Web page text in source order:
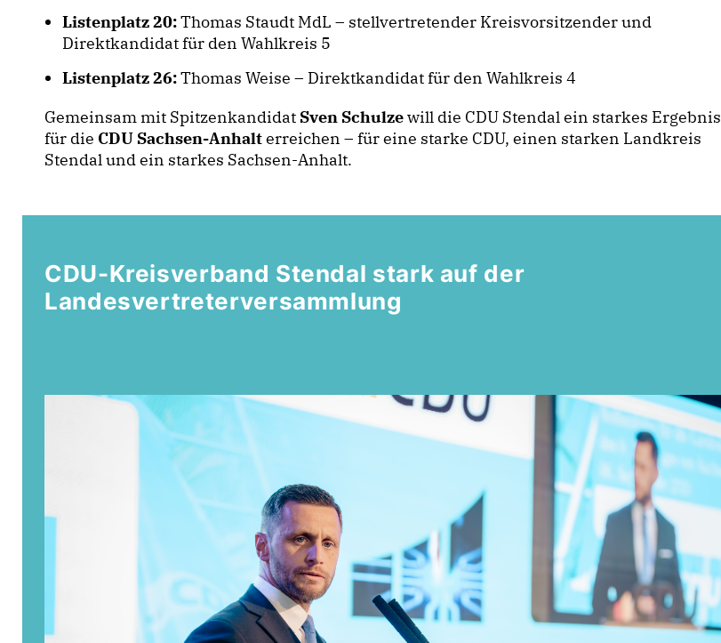
Listenplatz 20:Thomas Staudt MdL – stellvertretender Kreisvorsitzender und
Direktkandidat für den Wahlkreis 5
Listenplatz 26:Thomas Weise – Direktkandidat für den Wahlkreis 4
Gemeinsam mit Spitzenkandidat Sven Schulzewill die CDU Stendal ein starkes Ergebnis
für die CDU Sachsen-Anhalterreichen – für eine starke CDU, einen starken Landkreis
Stendal und ein starkes Sachsen-Anhalt.
CDU-Kreisverband Stendal stark auf der
Landesvertreterversammlung